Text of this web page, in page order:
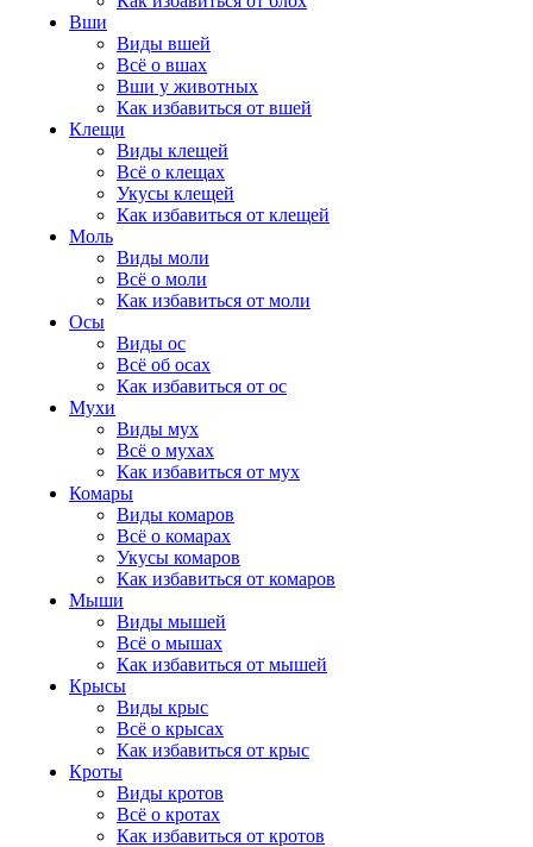
Вши
Виды вшей
Всё о вшах
Вши у животных
Как избавиться от вшей
Клещи
Виды клещей
Всё о клещах
Укусы клещей
Как избавиться от клещей
Моль
Виды моли
Всё о моли
Как избавиться от моли
Осы
Виды ос
Всё об осах
Как избавиться от ос
Мухи
Виды мух
Всё о мухах
Как избавиться от мух
Комары
Виды комаров
Всё о комарах
Укусы комаров
Как избавиться от комаров
Мыши
Виды мышей
Всё о мышах
Как избавиться от мышей
Крысы
Виды крыс
Всё о крысах
Как избавиться от крыс
Кроты
Виды кротов
Всё о кротах
Как избавиться от кротов